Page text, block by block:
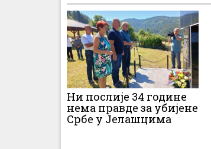
Ни послије 34 године
нема правде за убијене
Србе у Јелашцима